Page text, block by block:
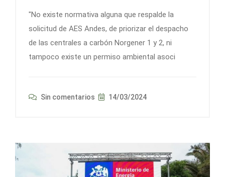
"No existe normativa alguna que respalde la
solicitud de AES Andes, de priorizar el despacho
de las centrales a carbón Norgener 1 y 2, ni
tampoco existe un permiso ambiental asoci
Sin comentarios 14/03/2024